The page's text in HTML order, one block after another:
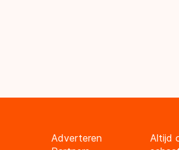
Adverteren
Altijd